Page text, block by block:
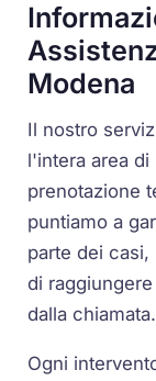
Modena
Il nostro
l'intera area di
prenotazione
puntiamo a
parte dei casi,
di
dalla chiamata.
Ogni